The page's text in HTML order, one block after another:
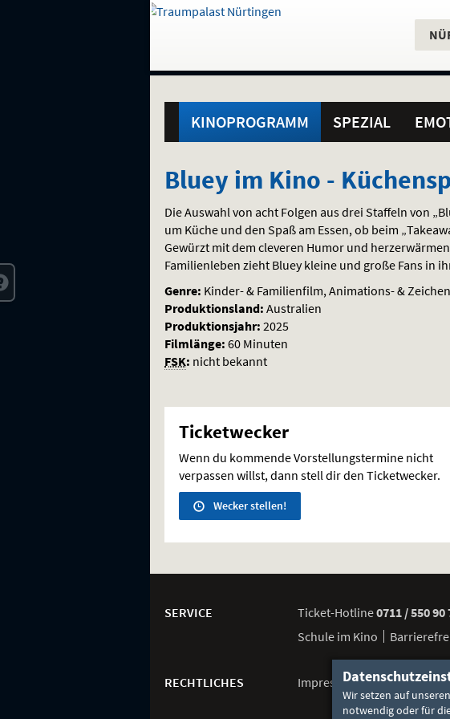
direkt
Inhalt
Menü
und
Gehe
Standortauswahl
KINOPROGRAMM SPEZIAL
Bluey
im
Kino
Küchenspaß-
Kollektion
Bluey im Kino -
Die Auswahl von acht Folgen aus drei Staffeln von
um Küche und den Spaß am Essen, ob beim
Gewürzt mit dem cleveren Humor und
Familienleben zieht Bluey kleine und große Fans in
Genre: Kinder- & Familienfilm, Animations- &
Produktionsland: Australien
Produktionsjahr: 2025
Filmlänge: 60 Minuten
FSK: nicht bekannt
Ticketwecker
Wenn du kommende Vorstellungstermine nicht
verpassen willst, dann stell dir den Ticketwecker.
Wecker stellen!
SERVICE Ticket-Hotline0711 / 550 90
Schule im Kino
RECHTLICHES Impressum FSK /
Wir setzen auf
notwendig oder für